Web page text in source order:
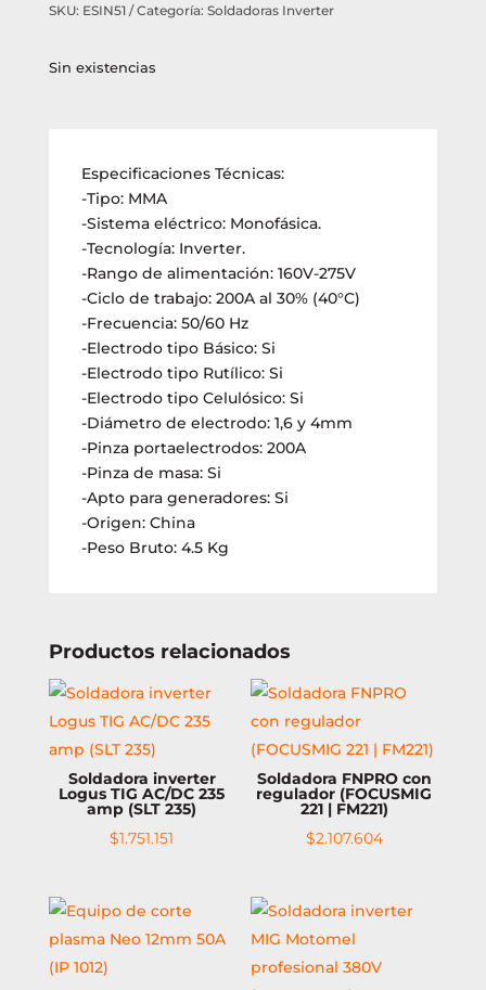
SKU: ESIN51 Categoría: Soldadoras Inverter
Sin existencias
Especificaciones Técnicas:
-Tipo: MMA
-Sistema eléctrico: Monofásica.
-Tecnología: Inverter.
-Rango de alimentación: 160V-275V
-Ciclo de trabajo: 200A al 30% (40°C)
-Frecuencia: 50/60 Hz
-Electrodo tipo Básico: Si
-Electrodo tipo Rutílico: Si
-Electrodo tipo Celulósico: Si
-Diámetro de electrodo: 1,6 y 4mm
-Pinza portaelectrodos: 200A
-Pinza de masa: Si
-Apto para generadores: Si
-Origen: China
-Peso Bruto: 4.5 Kg
Productos relacionados
Soldadora inverter
Logus TIG AC/DC 235
amp (SLT 235)
$1.751.151
Soldadora FNPRO con
regulador (FOCUSMIG
221 | FM221)
$2.107.604